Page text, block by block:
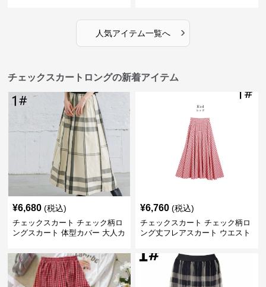
人気アイテム一覧へ ›
チェックスカートロングの新着アイテム
¥6,680 (税込)
チェックスカート チェック柄ロ
ングスカート 体型カバー 大人カ
¥6,760 (税込)
チェックスカート チェック柄ロ
ング丈フレアスカート ウエスト